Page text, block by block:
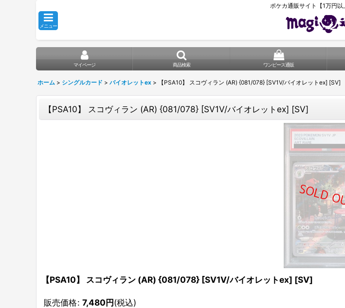
ポケカ通販サイト【1万円以
メニュー
マイページ 商品検索 ワンピース通販
ホーム > シングルカード > バイオレットex > 【PSA10】 スコヴィラン (AR) {081/078} [SV1V/バイオレットex] [SV]
【PSA10】 スコヴィラン (AR) {081/078} [SV1V/バイオレットex] [SV]
【PSA10】 スコヴィラン (AR) {081/078} [SV1V/バイオレットex] [SV]
販売価格: 7,480円(税込)